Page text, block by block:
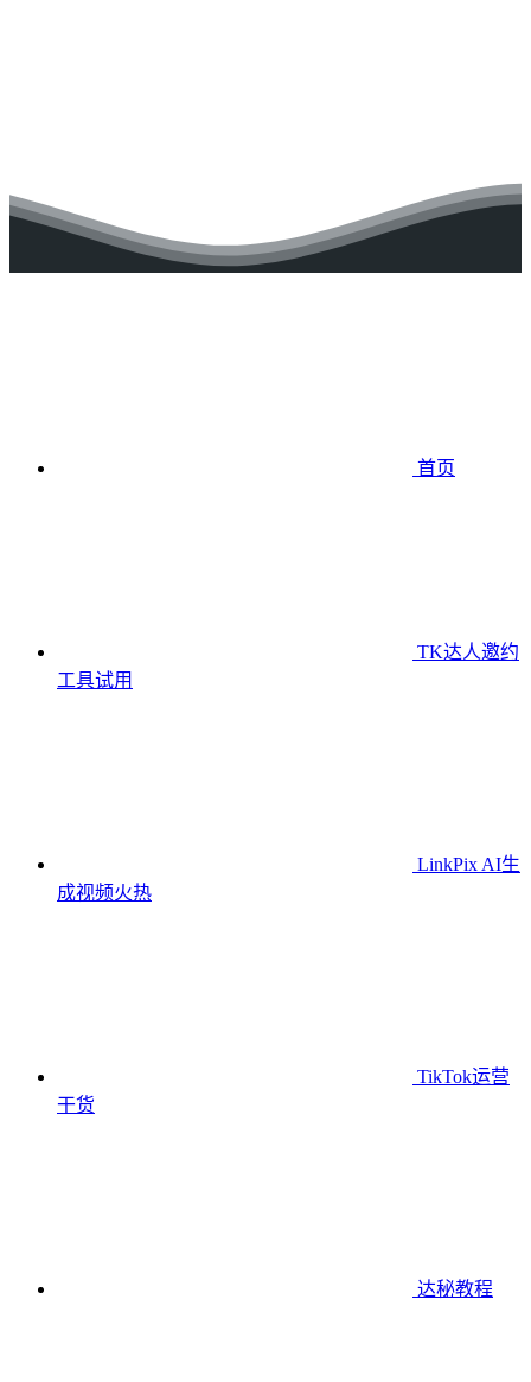
首页
TK达人邀约
工具试用
LinkPix AI生
成视频火热
TikTok运营
干货
达秘教程